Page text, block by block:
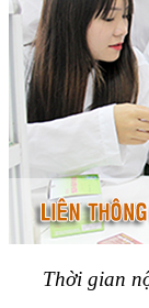
Thời gian